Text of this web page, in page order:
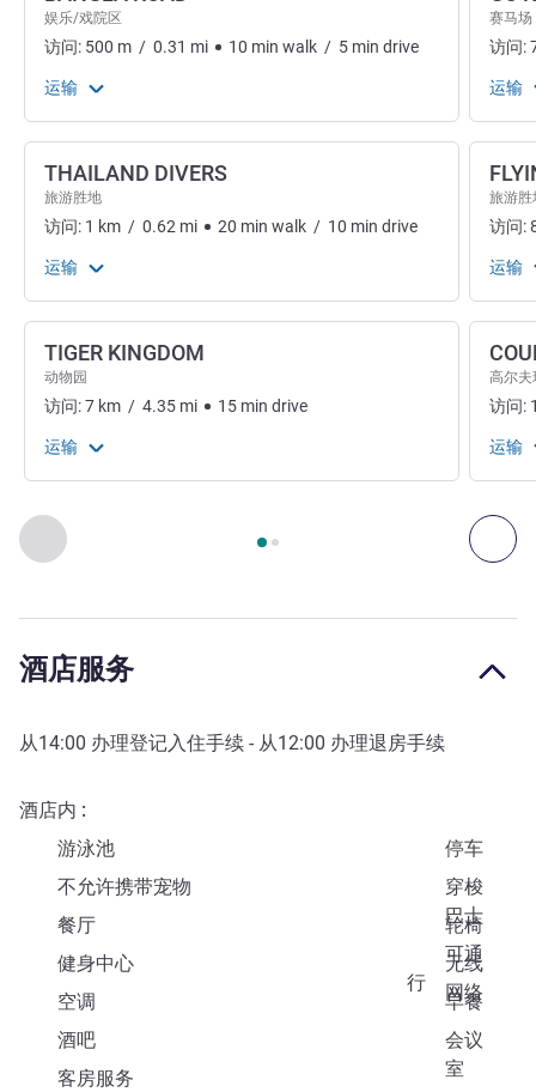
上一个 - 艺术、文化和娱乐 下
第 页，共 , 艺术、文化和娱乐 1 :, 艺术、文化和娱乐 2 :
娱乐/戏院区
访问: 500 m / 0.31 mi 10 min walk / 5 min drive
运输
THAILAND DIVERS
旅游胜地
访问: 1 km / 0.62 mi 20 min walk / 10 min drive
运输
TIGER KINGDOM
动物园
访问:7 km / 4.35 mi 15 min drive
运输
赛马场
访问:
运输
旅游胜
访问:
运输
高尔夫
访问:
运输
酒店服务
从14:00 办理登记入住手续 - 从12:00 办理退房手续
酒店内
游泳池
停车
不允许携带宠物
穿梭
巴士
餐厅
轮椅
可通
行
健身中心
无线
网络
空调
早餐
酒吧
会议
室
客房服务